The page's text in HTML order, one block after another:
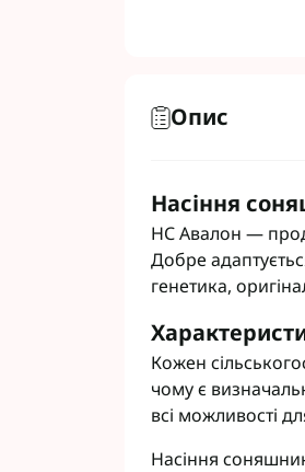
Опис
Насіння
НС Авалон —
Добре
генетика,
Кожен
чому є
всі можливості
Насіння